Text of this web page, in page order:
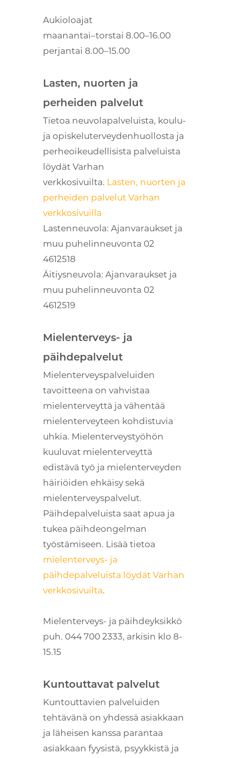
Aukioloajat
maanantai–torstai 8.00–16.00
perjantai 8.00–15.00
Lasten, nuorten ja
perheiden palvelut
Tietoa neuvolapalveluista, koulu-
ja opiskeluterveydenhuollosta ja
perheoikeudellisista palveluista
löydät Varhan
verkkosivuilta. Lasten, nuorten ja
perheiden palvelut Varhan
verkkosivuilla
Lastenneuvola: Ajanvaraukset ja
muu puhelinneuvonta 02
4612518
Äitiysneuvola: Ajanvaraukset ja
muu puhelinneuvonta 02
4612519
Mielenterveys- ja
päihdepalvelut
Mielenterveyspalveluiden
tavoitteena on vahvistaa
mielenterveyttä ja vähentää
mielenterveyteen kohdistuvia
uhkia. Mielenterveystyöhön
kuuluvat mielenterveyttä
edistävä työ ja mielenterveyden
häiriöiden ehkäisy sekä
mielenterveyspalvelut.
Päihdepalveluista saat apua ja
tukea päihdeongelman
työstämiseen. Lisää tietoa
mielenterveys- ja
päihdepalveluista löydät Varhan
verkkosivuilta.
Mielenterveys- ja päihdeyksikkö
puh. 044 700 2333, arkisin klo 8-
15.15
Kuntouttavat palvelut
Kuntouttavien palveluiden
tehtävänä on yhdessä asiakkaan
ja läheisen kanssa parantaa
asiakkaan fyysistä, psyykkistä ja